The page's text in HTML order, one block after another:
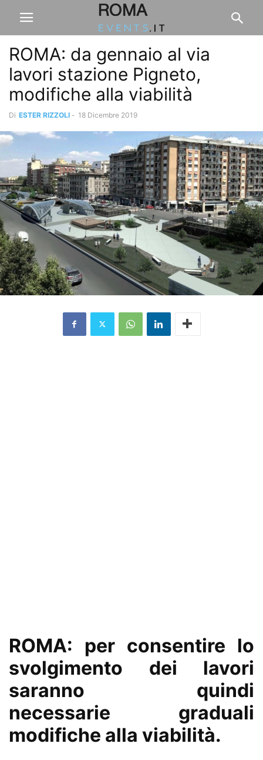
ROMA: da gennaio al via
lavori stazione Pigneto,
modifiche alla viabilità
Di ESTER RIZZOLI - 18 Dicembre 2019
ROMA: per consentire lo
svolgimento dei lavori
saranno quindi
necessarie graduali
modifiche alla viabilità.